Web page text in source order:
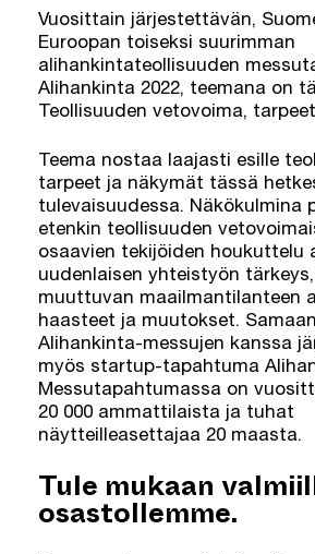
Vuosittain järjestettävän,
Euroopan toiseksi suurimman
alihankintateollisuuden
Alihankinta 2022, teemana on
Teollisuuden vetovoima,
Teema nostaa laajasti esille
tarpeet ja näkymät tässä
tulevaisuudessa. Näkökulmina
etenkin teollisuuden
osaavien tekijöiden houkuttelu
uudenlaisen yhteistyön
muuttuvan maailmantilanteen
haasteet ja muutokset.
Alihankinta-messujen kanssa
myös startup-tapahtuma
Messutapahtumassa on
20 000 ammattilaista ja tuhat
näytteilleasettajaa 20 maasta.
Tule mukaan
osastollemme.